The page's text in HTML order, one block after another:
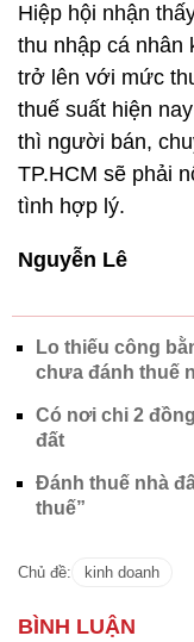
Hiệp hội nhận
thu nhập cá nhân
trở lên với mức
thuế suất hiện
thì người bán,
TP.HCM sẽ phải
tình hợp lý.
Nguyễn Lê
Lo thiếu công
chưa đánh thuế
Có nơi chi 2
đất
Đánh thuế nhà
thuế”
Chủ đề: kinh doanh